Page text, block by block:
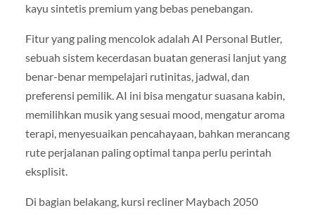
kayu sintetis premium yang bebas penebangan.
Fitur yang paling mencolok adalah AI Personal Butler,
sebuah sistem kecerdasan buatan generasi lanjut yang
benar-benar mempelajari rutinitas, jadwal, dan
preferensi pemilik. AI ini bisa mengatur suasana kabin,
memilihkan musik yang sesuai mood, mengatur aroma
terapi, menyesuaikan pencahayaan, bahkan merancang
rute perjalanan paling optimal tanpa perlu perintah
eksplisit.
Di bagian belakang, kursi recliner Maybach 2050